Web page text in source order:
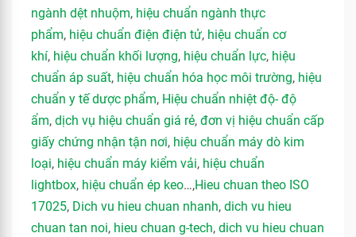
ngành dệt nhuộm, hiệu chuẩn ngành thực
phẩm, hiệu chuẩn điện điện tử, hiệu chuẩn cơ
khí, hiệu chuẩn khối lượng, hiệu chuẩn lực, hiệu
chuẩn áp suất, hiệu chuẩn hóa học môi trường, hiệu
chuẩn y tế dược phẩm, Hiệu chuẩn nhiệt độ- độ
ẩm, dịch vụ hiệu chuẩn giá rẻ, đơn vị hiệu chuẩn cấp
giấy chứng nhận tận nơi, hiệu chuẩn máy dò kim
loại, hiệu chuẩn máy kiểm vải, hiệu chuẩn
lightbox, hiệu chuẩn ép keo…,Hieu chuan theo ISO
17025, Dich vu hieu chuan nhanh, dich vu hieu
chuan tan noi, hieu chuan g-tech, dich vu hieu chuan